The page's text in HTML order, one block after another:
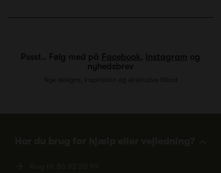
Pssst.. Følg med på Facebook, Instagram og
nyhedsbrev
Nye designs, inspiration og eksklusive tilbud